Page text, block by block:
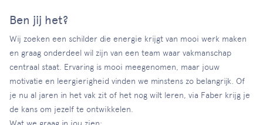
Ben jij het?
Wij zoeken een schilder die energie krijgt van mooi werk maken
en graag onderdeel wil zijn van een team waar vakmanschap
centraal staat. Ervaring is mooi meegenomen, maar jouw
motivatie en leergierigheid vinden we minstens zo belangrijk. Of
je nu al jaren in het vak zit of het nog wilt leren, via Faber krijg je
de kans om jezelf te ontwikkelen.